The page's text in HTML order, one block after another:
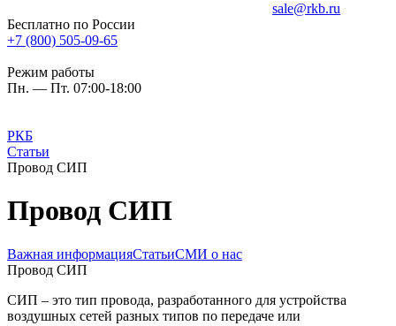
sale@rkb.ru
Бесплатно по России
+7 (800) 505-09-65
Режим работы
Пн. — Пт. 07:00-18:00
РКБ
Статьи
Провод СИП
Провод СИП
Важная информацияСтатьиСМИ о нас
Провод СИП
СИП – это тип провода, разработанного для устройства
воздушных сетей разных типов по передаче или